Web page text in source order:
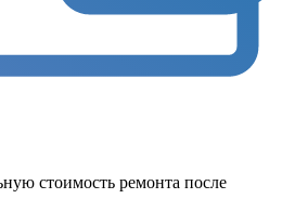
стоимость ремонта после